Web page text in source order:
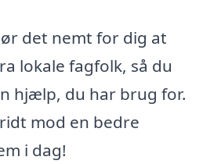
det nemt for dig at
lokale fagfolk, så du
hjælp, du har brug for.
mod en bedre
i dag!